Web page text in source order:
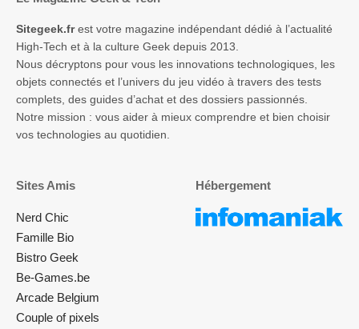
Sitegeek.frest votre magazine indépendant dédié à l’actualité
High-Tech et à la culture Geek depuis 2013.
Nous décryptons pour vous les innovations technologiques, les
objets connectés et l’univers du jeu vidéo à travers des tests
complets, des guides d’achat et des dossiers passionnés.
Notre mission : vous aider à mieux comprendre et bien choisir
vos technologies au quotidien.
Sites Amis
Nerd Chic
Famille Bio
Bistro Geek
Be-Games.be
Arcade Belgium
Couple of pixels
Hébergement